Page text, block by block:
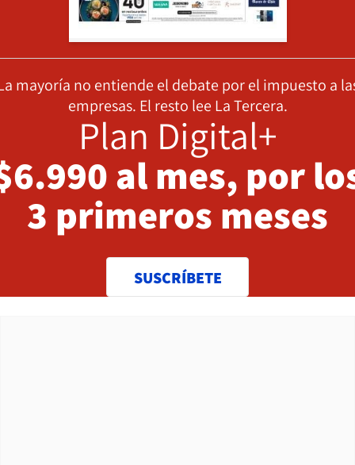
mayoría no entiende el debate por el impuesto a
empresas. El resto lee La Tercera.
Plan Digital+
al mes, por
3 primeros meses
SUSCRÍBETE